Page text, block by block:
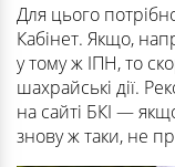
Для цього
Кабінет. Якщо,
у тому ж ІПН, то
шахрайські дії.
на сайті БКІ —
знову ж таки, не